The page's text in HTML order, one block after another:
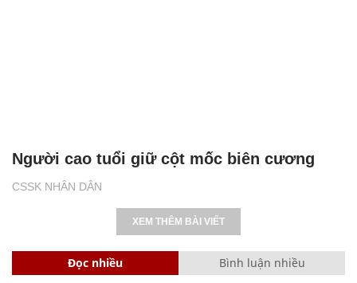
CSSK NHÂN DÂN
Người cao tuổi giữ cột mốc biên cương
XEM THÊM BÀI VIẾT
Đọc nhiều Bình luận nhiều